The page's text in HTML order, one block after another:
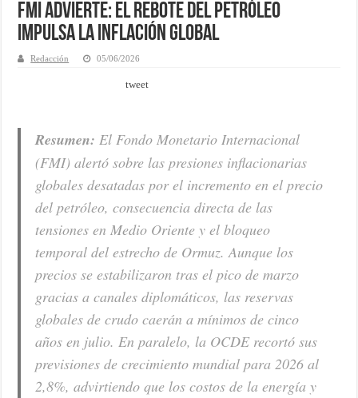
FMI advierte: El rebote del petróleo
impulsa la inflación global
Redacción 05/06/2026
tweet
Resumen: El Fondo Monetario Internacional
(FMI) alertó sobre las presiones inflacionarias
globales desatadas por el incremento en el precio
del petróleo, consecuencia directa de las
tensiones en Medio Oriente y el bloqueo
temporal del estrecho de Ormuz. Aunque los
precios se estabilizaron tras el pico de marzo
gracias a canales diplomáticos, las reservas
globales de crudo caerán a mínimos de cinco
años en julio. En paralelo, la OCDE recortó sus
previsiones de crecimiento mundial para 2026 al
2,8%, advirtiendo que los costos de la energía y